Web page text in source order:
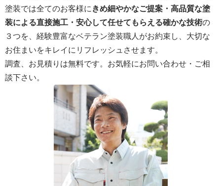
塗装では全てのお客様にきめ細やかなご提案・高品質な塗
装による直接施工・安心して任せてもらえる確かな技術の
３つを、経験豊富なベテラン塗装職人がお約束し、大切な
お住まいをキレイにリフレッシュさせます。
調査、お見積りは無料です。お気軽にお問い合わせ・ご相
談下さい。